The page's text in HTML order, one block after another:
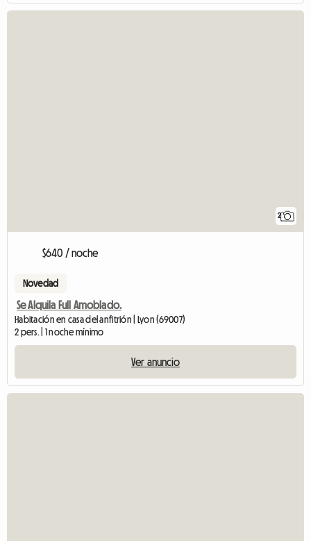
2
$640 / noche
Novedad
Se Alquila Full Amoblado.
Habitación en casa del anfitrión | Lyon (69007)
2 pers. | 1 noche mínimo
Ver anuncio